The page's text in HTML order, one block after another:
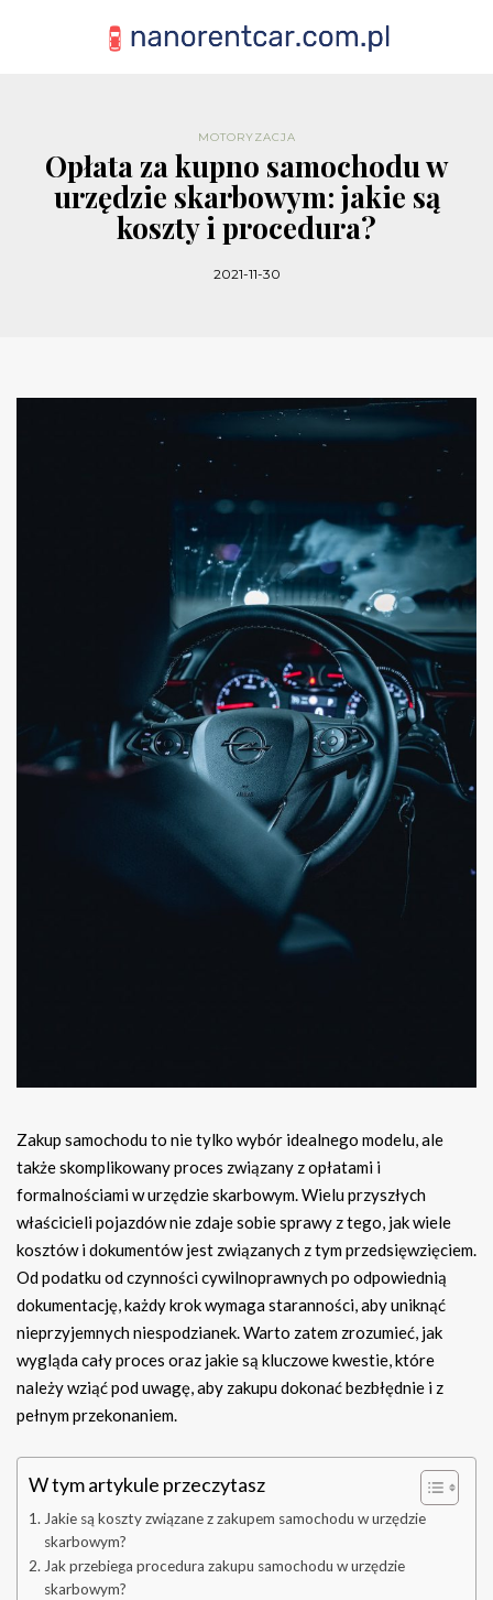
MOTORYZACJA
Opłata za kupno samochodu w
urzędzie skarbowym: jakie są
koszty i procedura?
2021-11-30
Zakup samochodu to nie tylko wybór idealnego modelu, ale
także skomplikowany proces związany z opłatami i
formalnościami w urzędzie skarbowym. Wielu przyszłych
właścicieli pojazdów nie zdaje sobie sprawy z tego, jak wiele
kosztów i dokumentów jest związanych z tym przedsięwzięciem.
Od podatku od czynności cywilnoprawnych po odpowiednią
dokumentację, każdy krok wymaga staranności, aby uniknąć
nieprzyjemnych niespodzianek. Warto zatem zrozumieć, jak
wygląda cały proces oraz jakie są kluczowe kwestie, które
należy wziąć pod uwagę, aby zakupu dokonać bezbłędnie i z
pełnym przekonaniem.
W tym artykule przeczytasz
Jakie są koszty związane z zakupem samochodu w urzędzie
skarbowym?
Jak przebiega procedura zakupu samochodu w urzędzie
skarbowym?